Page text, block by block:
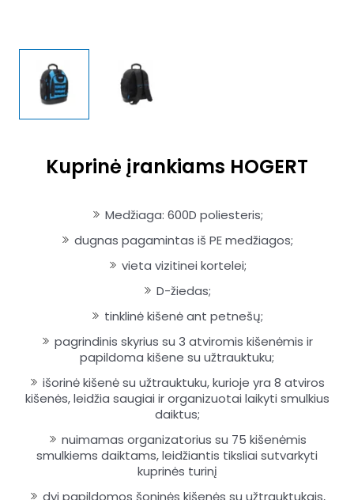
Kuprinė įrankiams HOGERT
Medžiaga: 600D poliesteris;
dugnas pagamintas iš PE medžiagos;
vieta vizitinei kortelei;
D-žiedas;
tinklinė kišenė ant petnešų;
pagrindinis skyrius su 3 atviromis kišenėmis ir
papildoma kišene su užtrauktuku;
išorinė kišenė su užtrauktuku, kurioje yra 8 atviros
kišenės, leidžia saugiai ir organizuotai laikyti smulkius
daiktus;
nuimamas organizatorius su 75 kišenėmis
smulkiems daiktams, leidžiantis tiksliai sutvarkyti
kuprinės turinį
dvi papildomos šoninės kišenės su užtrauktukais,